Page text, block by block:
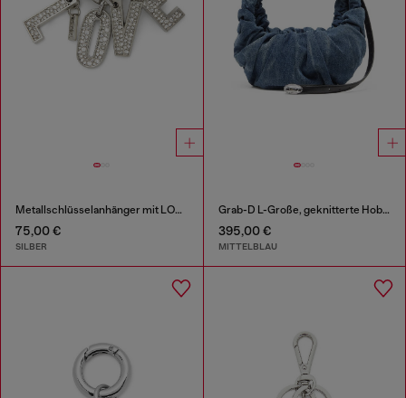
Metallschlüsselanhänger mit LOVE-Anhängern
75,00 €
SILBER
Grab-D L-Große, geknitterte Hobo-Tasche aus behandeltem Denim
395,00 €
MITTELBLAU